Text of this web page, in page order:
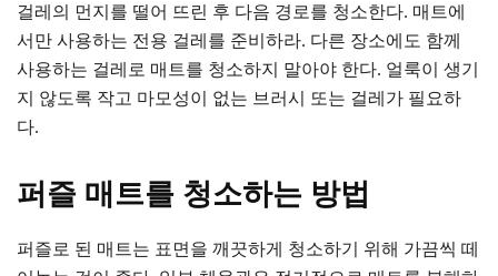
걸레의 먼지를 떨어 뜨린 후 다음 경로를 청소한다. 매트에
서만 사용하는 전용 걸레를 준비하라. 다른 장소에도 함께
사용하는 걸레로 매트를 청소하지 말아야 한다. 얼룩이 생기
지 않도록 작고 마모성이 없는 브러시 또는 걸레가 필요하
다.
퍼즐 매트를 청소하는 방법
퍼즐로 된 매트는 표면을 깨끗하게 청소하기 위해 가끔씩 떼